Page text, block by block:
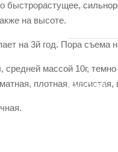
Голубика
быстрорастущее,
на высоте.
на 3й год. Пора съема
массой 10г,
плотная, мясистая,